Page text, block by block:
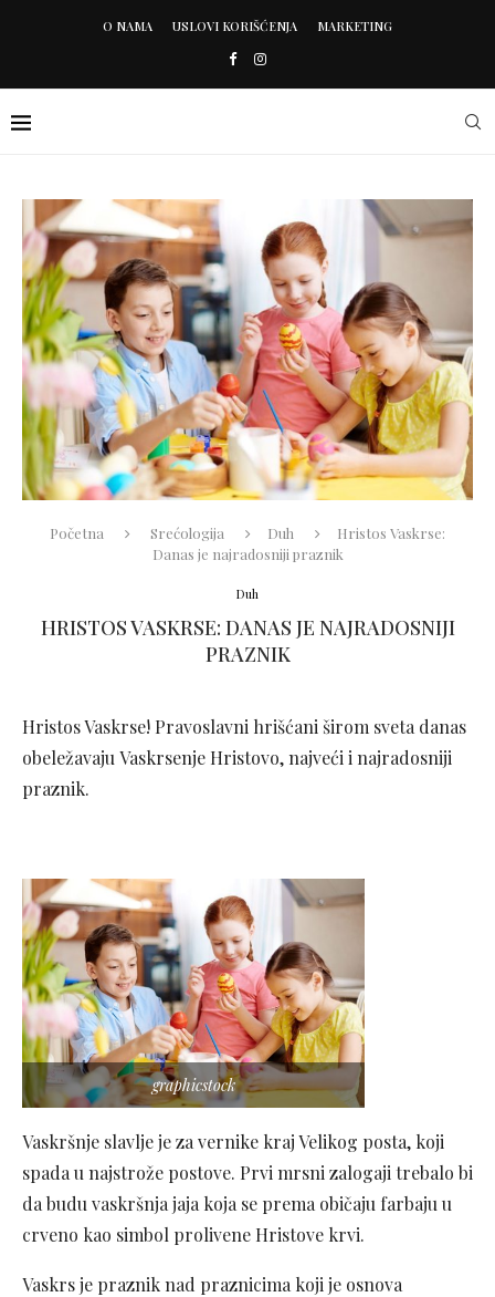
O NAMA USLOVI KORIŠĆENJA MARKETING
Početna Srećologija Duh
Hristos Vaskrse:
Danas je najradosniji praznik
Duh
HRISTOS VASKRSE: DANAS JE NAJRADOSNIJI
PRAZNIK
Hristos Vaskrse! Pravoslavni hrišćani širom sveta danas
obeležavaju Vaskrsenje Hristovo, najveći i najradosniji
praznik.
graphicstock
Vaskršnje slavlje je za vernike kraj Velikog posta, koji
spada u najstrože postove. Prvi mrsni zalogaji trebalo bi
da budu vaskršnja jaja koja se prema običaju farbaju u
crveno kao simbol prolivene Hristove krvi.
Vaskrs je praznik nad praznicima koji je osnova